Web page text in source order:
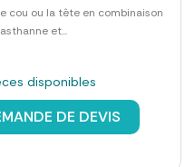
cou ou la tête en combinaison
et...
disponibles
DE DEVIS